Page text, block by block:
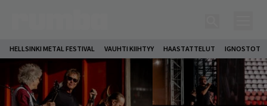
HELLSINKI METAL FESTIVAL VAUHTI KIIHTYY HAASTATTELUT IGNOSTOT